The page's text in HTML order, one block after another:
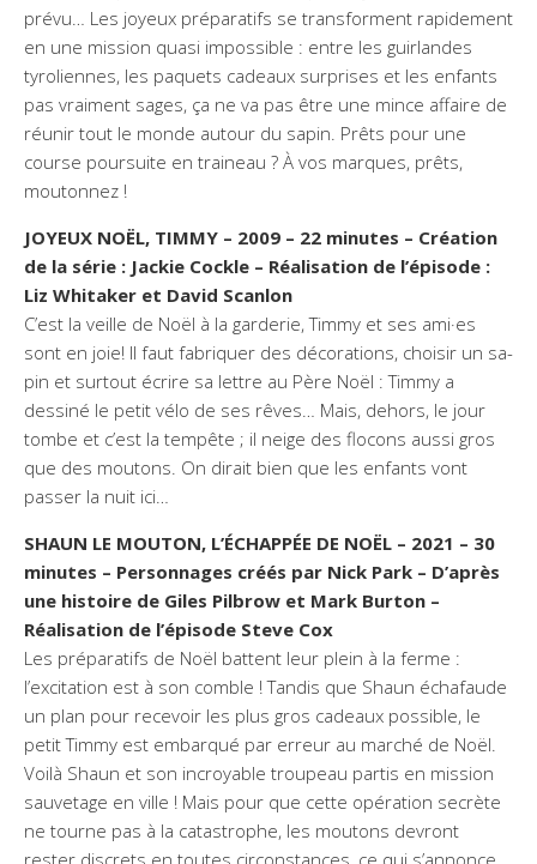
prévu… Les joyeux préparatifs se transforment rapidement
en une mission quasi impossible : entre les guirlandes
tyroliennes, les paquets cadeaux surprises et les enfants
pas vraiment sages, ça ne va pas être une mince affaire de
réunir tout le monde autour du sapin. Prêts pour une
course poursuite en traineau ? À vos marques, prêts,
moutonnez !
JOYEUX NOËL, TIMMY – 2009 – 22 minutes – Création
de la série : Jackie Cockle – Réalisation de l’épisode :
Liz Whitaker et David Scanlon
C’est la veille de Noël à la garderie, Timmy et ses ami·es
sont en joie! Il faut fabriquer des décorations, choisir un sa-
pin et surtout écrire sa lettre au Père Noël : Timmy a
dessiné le petit vélo de ses rêves… Mais, dehors, le jour
tombe et c’est la tempête ; il neige des flocons aussi gros
que des moutons. On dirait bien que les enfants vont
passer la nuit ici…
SHAUN LE MOUTON, L’ÉCHAPPÉE DE NOËL – 2021 – 30
minutes – Personnages créés par Nick Park – D’après
une histoire de Giles Pilbrow et Mark Burton –
Réalisation de l’épisode Steve Cox
Les préparatifs de Noël battent leur plein à la ferme :
l’excitation est à son comble ! Tandis que Shaun échafaude
un plan pour recevoir les plus gros cadeaux possible, le
petit Timmy est embarqué par erreur au marché de Noël.
Voilà Shaun et son incroyable troupeau partis en mission
sauvetage en ville ! Mais pour que cette opération secrète
ne tourne pas à la catastrophe, les moutons devront
rester discrets en toutes circonstances, ce qui s’annonce